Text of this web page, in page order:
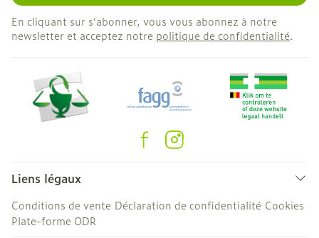
En cliquant sur s'abonner, vous vous abonnez à notre
newsletter et acceptez notre politique de confidentialité.
Liens légaux
Conditions de vente Déclaration de confidentialité Cookies
Plate-forme ODR